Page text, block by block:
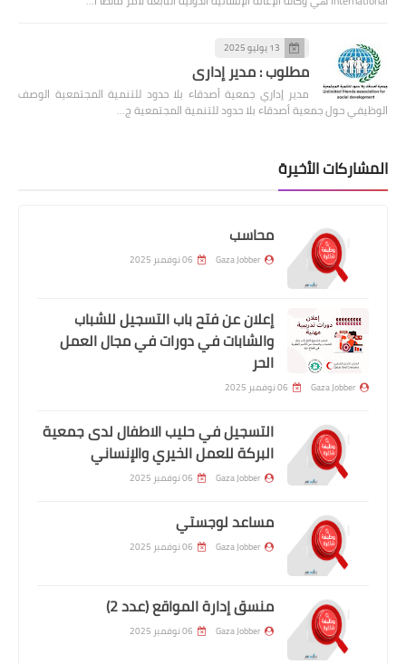
13 يوليو 2025
مطلوب : مدير إداري
مدير إداري جمعية أصدقاء بلا حدود للتنمية المجتمعية الوصف
الوظيفي حول جمعية أصدقاء بلا حدود للتنمية المجتمعية ج…
المشاركات الأخيرة
محاسب
Gaza Jobber 06 نوفمبر 2025
إعلان عن فتح باب التسجيل للشباب
والشابات في دورات في مجال العمل
الحر
Gaza Jobber 06 نوفمبر 2025
التسجيل في حليب الاطفال لدى جمعية
البركة للعمل الخيري والإنساني
Gaza Jobber 06 نوفمبر 2025
مساعد لوجستي
Gaza Jobber 06 نوفمبر 2025
منسق إدارة المواقع (عدد 2)
Gaza Jobber 06 نوفمبر 2025